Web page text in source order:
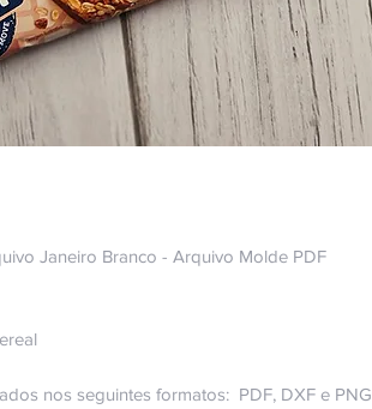
Janeiro Branco - Arquivo Molde PDF
nos seguintes formatos: PDF, DXF e PNG